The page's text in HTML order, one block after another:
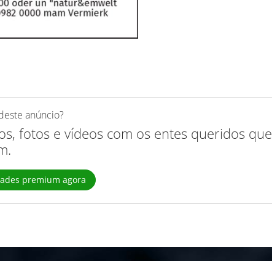
anúncio?
fotos e vídeos com os entes queridos que
premium agora